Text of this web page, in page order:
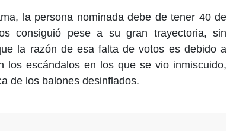
la persona nominada debe de tener 40 de
consiguió pese a su gran trayectoria, sin
la razón de esa falta de votos es debido a
los escándalos en los que se vio inmiscuido,
de los balones desinflados.